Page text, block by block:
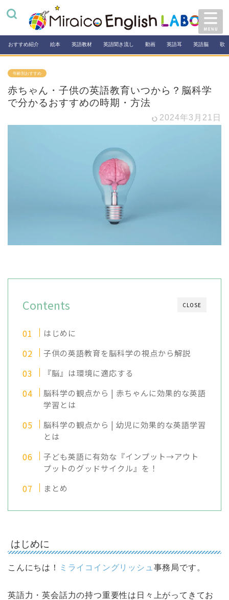
おすすめ紹介 絵本 英語教材 英語聞き流し 動画 英語耳 英語脳 歌
年齢別おすすめ
赤ちゃん・子供の英語教育いつから？脳科学
で分かるおすすめの時期・方法
2024年3月21日
CLOSE
Contents
はじめに
子供の英語教育を脳科学の視点から解説
『脳』は環境に適応する
脳科学の観点から | 赤ちゃんに効果的な英語
学習とは
脳科学の観点から | 幼児に効果的な英語学習
とは
子ども英語に有効な『インプット→アウト
プットのグッドサイクル』を！
まとめ
はじめに
こんにちは！ ミライコイングリッシュ 事務局です。
英語力・英会話力の持つ重要性は日々上がってきてお